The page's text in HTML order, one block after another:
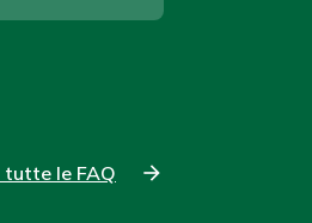
tutte le FAQ